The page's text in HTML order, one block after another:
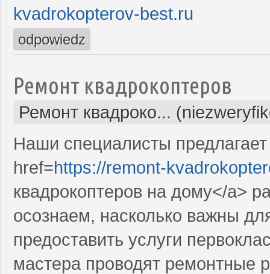
kvadrokopterov-best.ru
odpowiedz
Ремонт квадрокоптеров
Ремонт квадроко...
Наши специалисты
href=https://remont-
квадрокоптеров на дому</a>
осознаем, насколько важны
предоставить услуги
мастера проводят ремонтные